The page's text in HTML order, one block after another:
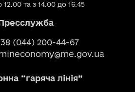
12.00 та з 14.00 до 16.45
(044) 200-44-67
“гаряча лінія”